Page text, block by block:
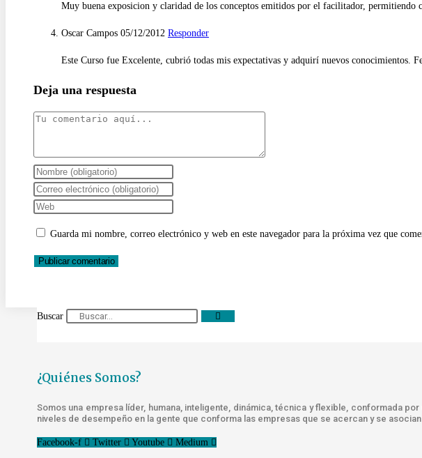
Muy buena exposicion y claridad de los conceptos emitidos por el facilitador, permitiendo
Oscar Campos 05/12/2012 Responder
Este Curso fue Excelente, cubrió todas mis expectativas y adquirí nuevos conocimientos.
Deja una respuesta
Comentario
Introduce
tu
nombre
de
comentar
Introduce
tu
correo
comentar
Introduce
de
(opcional)
Guarda mi nombre, correo electrónico y web en este navegador para la próxima vez que
Buscar
¿Quiénes Somos?
Somos una empresa líder, humana, inteligente, dinámica, técnica y flexible, conformada
niveles de desempeño en la gente que conforma las empresas que se acercan y se asocian
Facebook-f Twitter Youtube Medium